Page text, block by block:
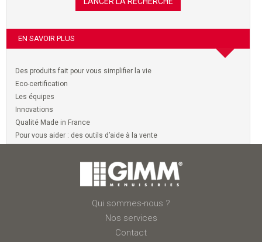
EN SAVOIR PLUS
Des produits fait pour vous simplifier la vie
Eco-certification
Les équipes
Innovations
Qualité Made in France
Pour vous aider : des outils d’aide à la vente
Qui sommes-nous ?
Nos services
Contact